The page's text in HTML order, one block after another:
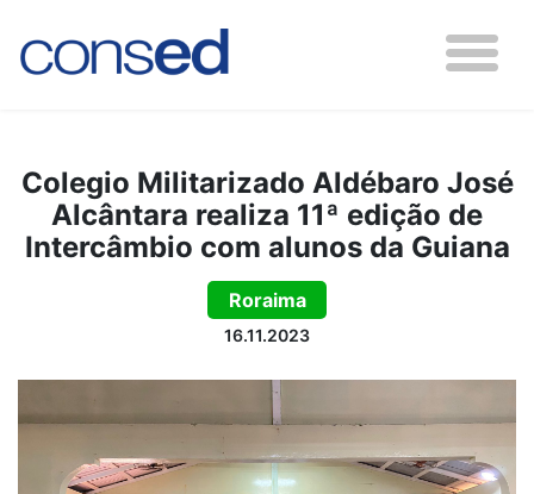
Colegio Militarizado Aldébaro José
Alcântara realiza 11ª edição de
Intercâmbio com alunos da Guiana
Roraima
16.11.2023